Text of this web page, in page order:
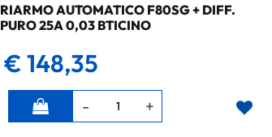
RIARMO AUTOMATICO F80SG + DIFF.
PURO 25A 0,03 BTICINO
€ 148,35
Quantità